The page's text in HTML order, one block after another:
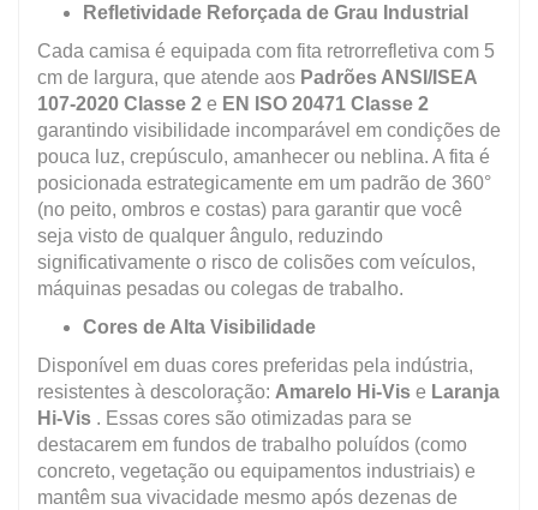
Refletividade Reforçada de Grau Industrial
Cada camisa é equipada com fita retrorrefletiva com 5
cm de largura, que atende aos Padrões ANSI/ISEA
107-2020 Classe 2 e EN ISO 20471 Classe 2
garantindo visibilidade incomparável em condições de
pouca luz, crepúsculo, amanhecer ou neblina. A fita é
posicionada estrategicamente em um padrão de 360°
(no peito, ombros e costas) para garantir que você
seja visto de qualquer ângulo, reduzindo
significativamente o risco de colisões com veículos,
máquinas pesadas ou colegas de trabalho.
Cores de Alta Visibilidade
Disponível em duas cores preferidas pela indústria,
resistentes à descoloração: Amarelo Hi-Vis e Laranja
Hi-Vis . Essas cores são otimizadas para se
destacarem em fundos de trabalho poluídos (como
concreto, vegetação ou equipamentos industriais) e
mantêm sua vivacidade mesmo após dezenas de